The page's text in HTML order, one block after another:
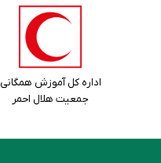
اداره کل آموزش همگانی
جمعیت هلال احمر